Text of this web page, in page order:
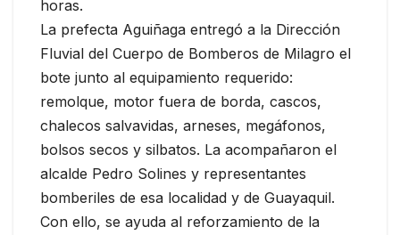
horas.
La prefecta Aguiñaga entregó a la Dirección
Fluvial del Cuerpo de Bomberos de Milagro el
bote junto al equipamiento requerido:
remolque, motor fuera de borda, cascos,
chalecos salvavidas, arneses, megáfonos,
bolsos secos y silbatos. La acompañaron el
alcalde Pedro Solines y representantes
bomberiles de esa localidad y de Guayaquil.
Con ello, se ayuda al reforzamiento de la